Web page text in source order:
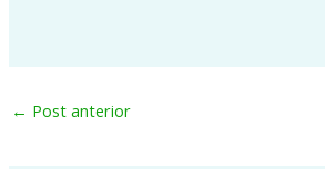
← Post anterior